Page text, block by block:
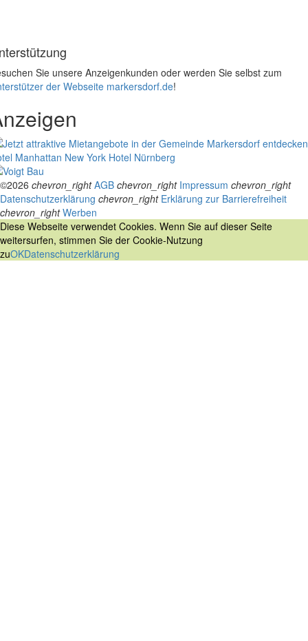
Sie unsere Anzeigenkunden oder werden Sie selbst zum
der Webseite markersdorf.de!
Manhattan New York Hotel Nürnberg
©2026 chevron_right AGB chevron_right Impressum chevron_right
Datenschutzerklärung chevron_right Erklärung zur Barrierefreiheit
chevron_right Werben
Diese Webseite verwendet Cookies. Wenn Sie auf dieser Seite
weitersurfen, stimmen Sie der Cookie-Nutzung
zuOKDatenschutzerklärung